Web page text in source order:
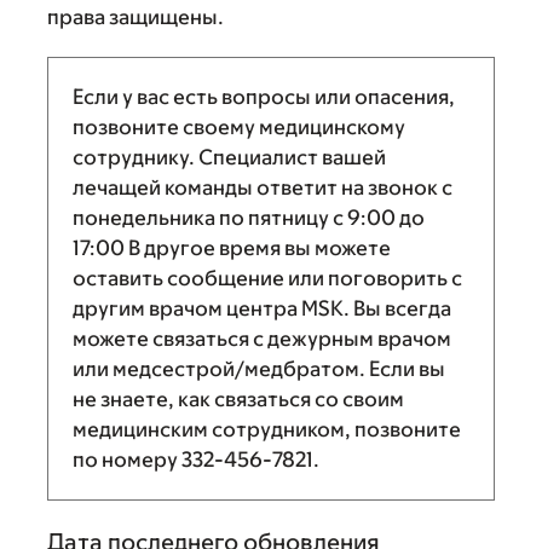
права защищены.
Если у вас есть вопросы или опасения,
позвоните своему медицинскому
сотруднику. Специалист вашей
лечащей команды ответит на звонок с
понедельника по пятницу с9:00 до
17:00 В другое время вы можете
оставить сообщение или поговорить с
другим врачом центра MSK. Вы всегда
можете связаться с дежурным врачом
или медсестрой/медбратом. Если вы
не знаете, как связаться со своим
медицинским сотрудником, позвоните
по номеру332-456-7821.
Дата последнего обновления